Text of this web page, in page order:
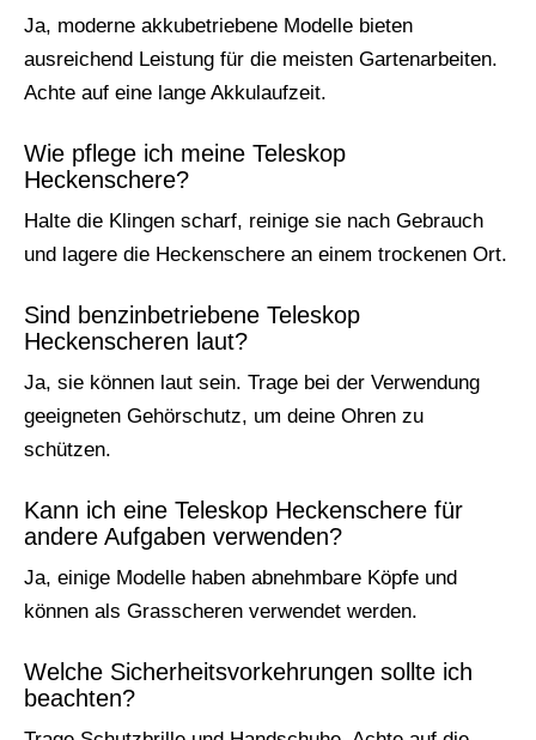
Ja, moderne akkubetriebene Modelle bieten
ausreichend Leistung für die meisten Gartenarbeiten.
Achte auf eine lange Akkulaufzeit.
Wie pflege ich meine Teleskop
Heckenschere?
Halte die Klingen scharf, reinige sie nach Gebrauch
und lagere die Heckenschere an einem trockenen Ort.
Sind benzinbetriebene Teleskop
Heckenscheren laut?
Ja, sie können laut sein. Trage bei der Verwendung
geeigneten Gehörschutz, um deine Ohren zu
schützen.
Kann ich eine Teleskop Heckenschere für
andere Aufgaben verwenden?
Ja, einige Modelle haben abnehmbare Köpfe und
können als Grasscheren verwendet werden.
Welche Sicherheitsvorkehrungen sollte ich
beachten?